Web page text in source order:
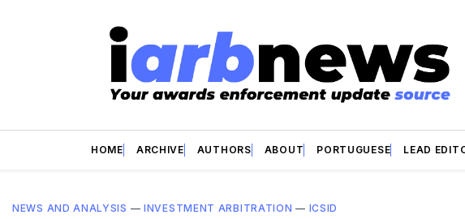
HOME ARCHIVE AUTHORS ABOUT PORTUGUESE LEAD
NEWS AND ANALYSIS —INVESTMENT ARBITRATION — ICSID